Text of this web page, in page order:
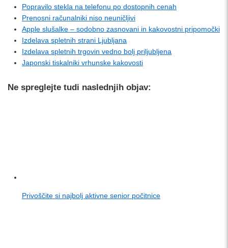
Popravilo stekla na telefonu po dostopnih cenah
Prenosni računalniki niso neuničljivi
Apple slušalke – sodobno zasnovani in kakovostni pripomočki
Izdelava spletnih strani Ljubljana
Izdelava spletnih trgovin vedno bolj priljubljena
Japonski tiskalniki vrhunske kakovosti
Ne spreglejte tudi naslednjih objav:
Privoščite si najbolj aktivne senior počitnice